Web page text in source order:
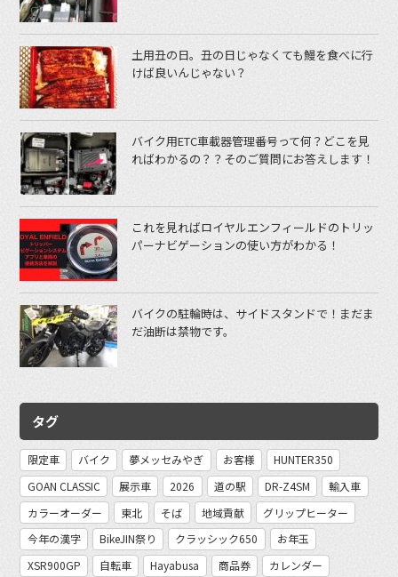
土用丑の日。丑の日じゃなくても鰻を食べに行
けば良いんじゃない？
バイク用ETC車載器管理番号って何？どこを見
ればわかるの？？そのご質問にお答えします！
これを見ればロイヤルエンフィールドのトリッ
パーナビゲーションの使い方がわかる！
バイクの駐輪時は、サイドスタンドで！まだま
だ油断は禁物です。
タグ
限定車 バイク 夢メッセみやぎ お客様
HUNTER350
GOAN CLASSIC
展示車 2026 道の駅 DR-Z4SM
輸入車
カラーオーダー
東北 そば 地域貢献
グリップヒーター
今年の漢字
BikeJIN祭り クラッシック650
お年玉
XSR900GP
自転車 Hayabusa 商品券
カレンダー